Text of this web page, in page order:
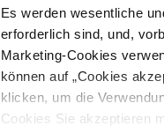
Es werden wesentliche
erforderlich sind, und,
Marketing-Cookies
können auf „Cookies
klicken, um die
Cookies Sie akzeptieren